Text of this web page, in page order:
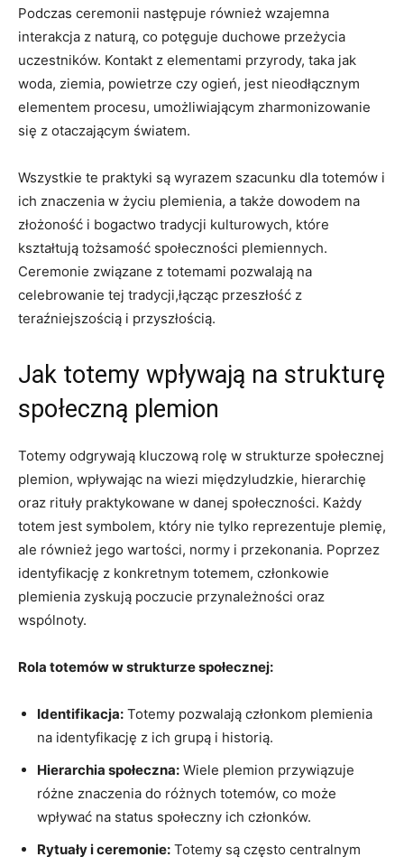
Podczas ceremonii następuje również wzajemna
interakcja z naturą, co potęguje duchowe przeżycia
uczestników. Kontakt z elementami przyrody, taka jak
woda, ziemia, powietrze czy ogień, jest nieodłącznym
elementem procesu, umożliwiającym zharmonizowanie
się z otaczającym światem.
Wszystkie te praktyki są wyrazem szacunku dla totemów i
ich znaczenia w życiu plemienia, a także dowodem na
złożoność i bogactwo tradycji kulturowych, które
kształtują tożsamość społeczności plemiennych.
Ceremonie związane z totemami pozwalają na
celebrowanie tej tradycji,łącząc przeszłość z
teraźniejszością i przyszłością.
Jak totemy wpływają na strukturę
społeczną plemion
Totemy odgrywają kluczową rolę w strukturze społecznej
plemion, wpływając na wiezi międzyludzkie, hierarchię
oraz rituły praktykowane w danej społeczności. Każdy
totem jest symbolem, który nie tylko reprezentuje plemię,
ale również jego wartości, normy i przekonania. Poprzez
identyfikację z konkretnym totemem, członkowie
plemienia zyskują poczucie przynależności oraz
wspólnoty.
Rola totemów w strukturze społecznej:
Identifikacja: Totemy pozwalają członkom plemienia
na identyfikację z ich grupą i historią.
Hierarchia społeczna: Wiele plemion przywiązuje
różne znaczenia do różnych totemów, co może
wpływać na status społeczny ich członków.
Rytuały i ceremonie: Totemy są często centralnym